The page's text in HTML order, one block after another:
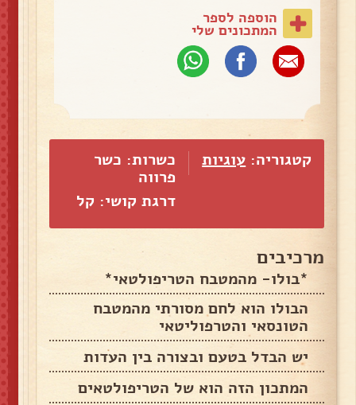
הוספה לספר
המתכונים שלי
קטגוריה: עוגיות
כשרות: כשר
פרווה
דרגת קושי: קל
מרכיבים
*בולו- מהמטבח הטריפולטאי*
הבולו הוא לחם מסורתי מהמטבח
הטונסאי והטרפוליטאי
יש הבדל בטעם ובצורה בין העדות
המתכון הזה הוא של הטריפולטאים